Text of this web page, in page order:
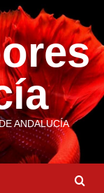
ANDALUCÍA